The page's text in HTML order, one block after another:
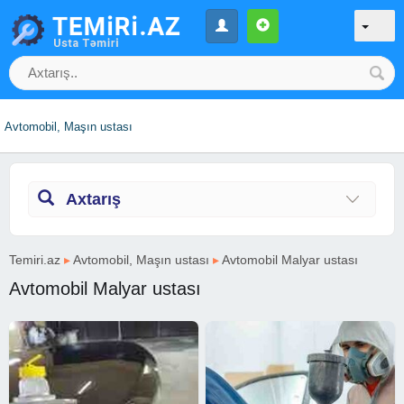
Avtomobil, Maşın ustası
Axtarış
Temiri.az ▸Avtomobil, Maşın ustası ▸Avtomobil Malyar ustası
Avtomobil Malyar ustası